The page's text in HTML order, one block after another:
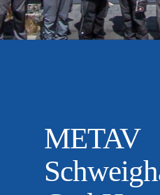
METAV